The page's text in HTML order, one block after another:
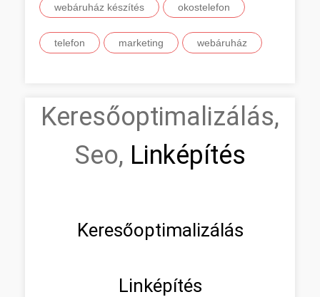
webáruház készítés okostelefon
telefon marketing webáruház
Keresőoptimalizálás,
Seo, Linképítés
Keresőoptimalizálás
Linképítés